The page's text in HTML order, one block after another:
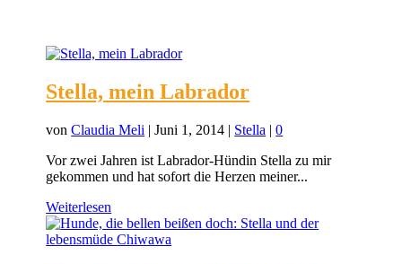
Stella, mein Labrador
vonClaudia Meli |Juni 1, 2014 | Stella |0
Vor zwei Jahren ist Labrador-Hündin Stella zu mir
gekommen und hat sofort die Herzen meiner...
Weiterlesen